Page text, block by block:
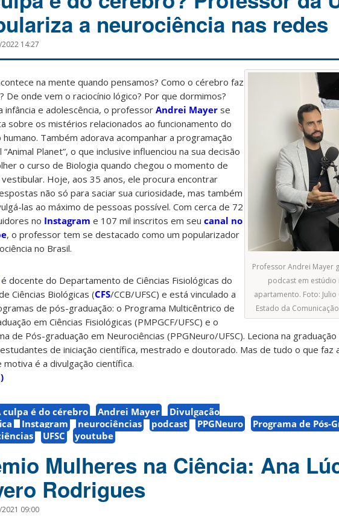
a neurociência nas redes
14:27
Professor Andrei Mayer
podcast em
apartamento. Foto:
Estado da
na mente quando pensamos? Como o cérebro faz
De onde vem o raciocínio lógico? Por que dormimos?
infância e adolescência, o professor Andrei Mayer se
sobre os mistérios relacionados ao funcionamento do
Também adorava acompanhar a programação
“Animal Planet”, o que inclusive influenciou na sua decisão
o curso de Biologia quando chegou o momento de
Hoje, aos 35 anos, ele procura encontrar
não só para saciar sua curiosidade, mas também
las ao máximo de pessoas possível. Com cerca de 72
no Instagram e 107 mil inscritos em seu canal no
, o professor tem se destacado como um popularizador
no Brasil.
é docente do Departamento de Ciências Fisiológicas do
Ciências Biológicas (CFS/CCB/UFSC) e está vinculado a
de pós-graduação: o Programa Multicêntrico de
em Ciências Fisiológicas (PMPGCF/UFSC) e o
de Pós-graduação em Neurociências (PPGNeuro/UFSC). Leciona na
de iniciação científica, mestrado e doutorado. Mas de tudo o que faz
motiva é a divulgação científica.
culpa é do cérebro Andrei Mayer
Divulgação
Instagram neurociências podcast PPGNeuro
Programa de Pós-
UFSC youtube
Mulheres na Ciência: Ana
Rodrigues
09:00